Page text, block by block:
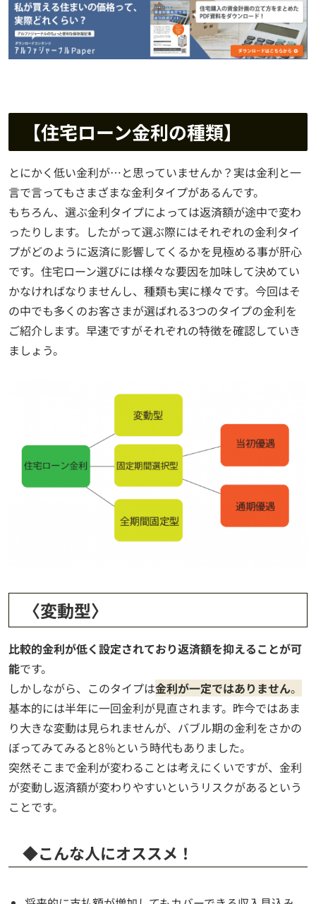
【住宅ローン金利の種類】
とにかく低い金利が…と思っていませんか？実は金利と一
言で言ってもさまざまな金利タイプがあるんです。
もちろん、選ぶ金利タイプによっては返済額が途中で変わ
ったりします。したがって選ぶ際にはそれぞれの金利タイ
プがどのように返済に影響してくるかを見極める事が肝心
です。住宅ローン選びには様々な要因を加味して決めてい
かなければなりませんし、種類も実に様々です。今回はそ
の中でも多くのお客さまが選ばれる3つのタイプの金利を
ご紹介します。早速ですがそれぞれの特徴を確認していき
ましょう。
〈変動型〉
比較的金利が低く設定されており返済額を抑えることが可
能です。
しかしながら、このタイプは金利が一定ではありません。
基本的には半年に一回金利が見直されます。昨今ではあま
り大きな変動は見られませんが、バブル期の金利をさかの
ぼってみてみると8％という時代もありました。
突然そこまで金利が変わることは考えにくいですが、金利
が変動し返済額が変わりやすいというリスクがあるという
ことです。
◆こんな人にオススメ！